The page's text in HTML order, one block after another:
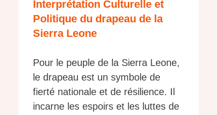
Interprétation Culturelle et
Politique du drapeau de la
Sierra Leone
Pour le peuple de la Sierra Leone,
le drapeau est un symbole de
fierté nationale et de résilience. Il
incarne les espoirs et les luttes de